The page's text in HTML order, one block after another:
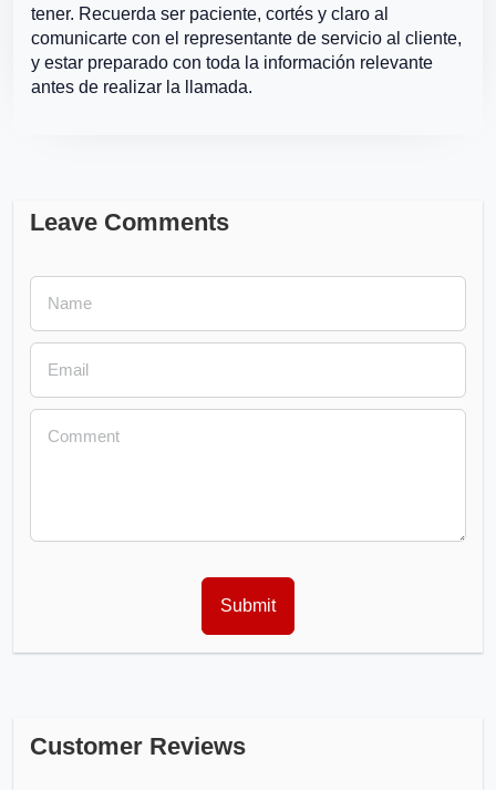
tener. Recuerda ser paciente, cortés y claro al
comunicarte con el representante de servicio al cliente,
y estar preparado con toda la información relevante
antes de realizar la llamada.
Leave Comments
Customer Reviews